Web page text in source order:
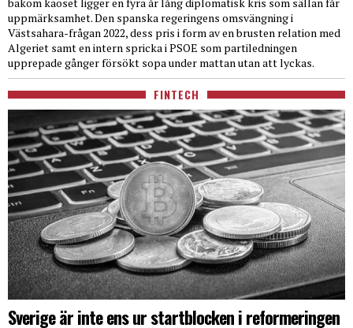
uppmärksamhet. Den spanska regeringens omsvängning i
Västsahara-frågan 2022, dess pris i form av en brusten relation med
Algeriet samt en intern spricka i PSOE som partiledningen
upprepade gånger försökt sopa under mattan utan att lyckas.
FINTECH
Sverige är inte ens ur startblocken i reformeringen